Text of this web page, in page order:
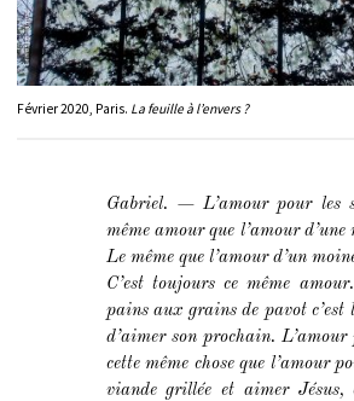
Février 2020, Paris. La feuille à l’envers ?
Gabriel. — L’amour pour les
même amour que l’amour
Le même que l’amour d’un
C’est toujours ce même
pains aux grains de pavot c’est
d’aimer son prochain. L’amour
cette même chose que l’amour
viande grillée et aimer Jésus,